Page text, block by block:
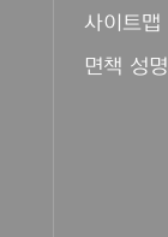
사이트맵
면책 성명